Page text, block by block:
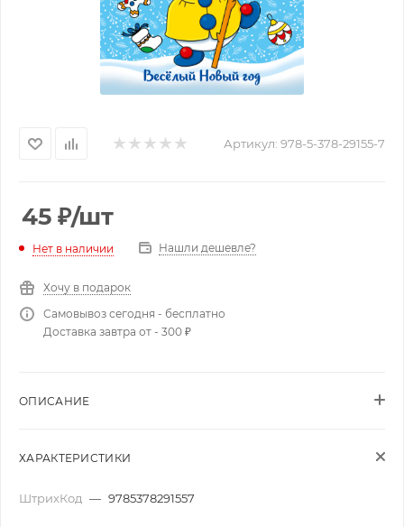
Артикул: 978-5-378-29155-7
45 ₽/шт
Нет в наличии Нашли дешевле?
Хочу в подарок
Самовывоз сегодня - бесплатно
Доставка завтра от - 300 ₽
ОПИСАНИЕ
ХАРАКТЕРИСТИКИ
ШтрихКод — 9785378291557